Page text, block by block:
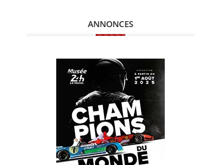
ANNONCES